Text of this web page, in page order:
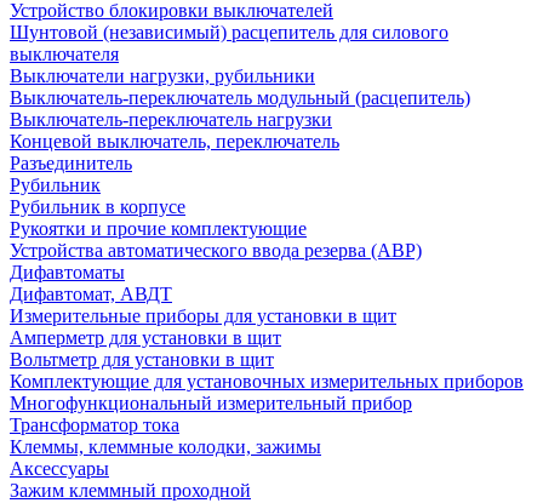
Устройство блокировки выключателей
Шунтовой (независимый) расцепитель для силового
выключателя
Выключатели нагрузки, рубильники
Выключатель-переключатель модульный (расцепитель)
Выключатель-переключатель нагрузки
Концевой выключатель, переключатель
Разъединитель
Рубильник
Рубильник в корпусе
Рукоятки и прочие комплектующие
Устройства автоматического ввода резерва (АВР)
Дифавтоматы
Дифавтомат, АВДТ
Измерительные приборы для установки в щит
Амперметр для установки в щит
Вольтметр для установки в щит
Комплектующие для установочных измерительных приборов
Многофункциональный измерительный прибор
Трансформатор тока
Клеммы, клеммные колодки, зажимы
Аксессуары
Зажим клеммный проходной